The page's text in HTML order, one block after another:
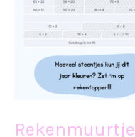
Rekenmuurtje